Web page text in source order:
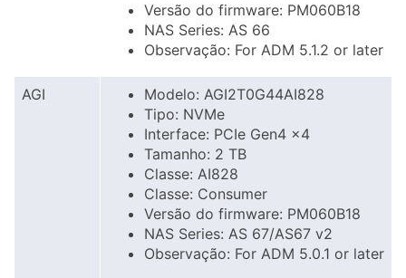
Versão do firmware: PM060B18
NAS Series: AS 66
Observação: For ADM 5.1.2 or later
AGI
Modelo: AGI2T0G44AI828
Tipo: NVMe
Interface: PCIe Gen4 x4
Tamanho: 2 TB
Classe: AI828
Classe: Consumer
Versão do firmware: PM060B18
NAS Series: AS 67/AS67 v2
Observação: For ADM 5.0.1 or later